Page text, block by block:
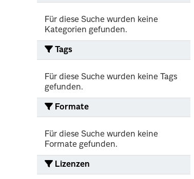
Für diese Suche wurden keine
Kategorien gefunden.
Tags
Für diese Suche wurden keine Tags
gefunden.
Formate
Für diese Suche wurden keine
Formate gefunden.
Lizenzen